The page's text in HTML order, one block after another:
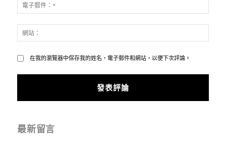
子
郵
*站：
在我的瀏覽器中保存我的姓名，電子郵件和網站，以便下次評論。
最新留言